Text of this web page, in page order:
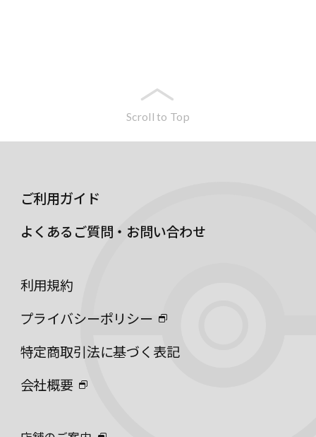
Scroll to Top
ご利用ガイド
よくあるご質問・お問い合わせ
利用規約
プライバシーポリシー
特定商取引法に基づく表記
会社概要